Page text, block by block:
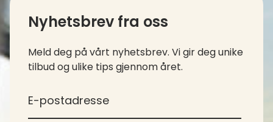
Nyhetsbrev fra oss
Meld deg på vårt nyhetsbrev. Vi gir deg unike
tilbud og ulike tips gjennom året.
E-postadresse